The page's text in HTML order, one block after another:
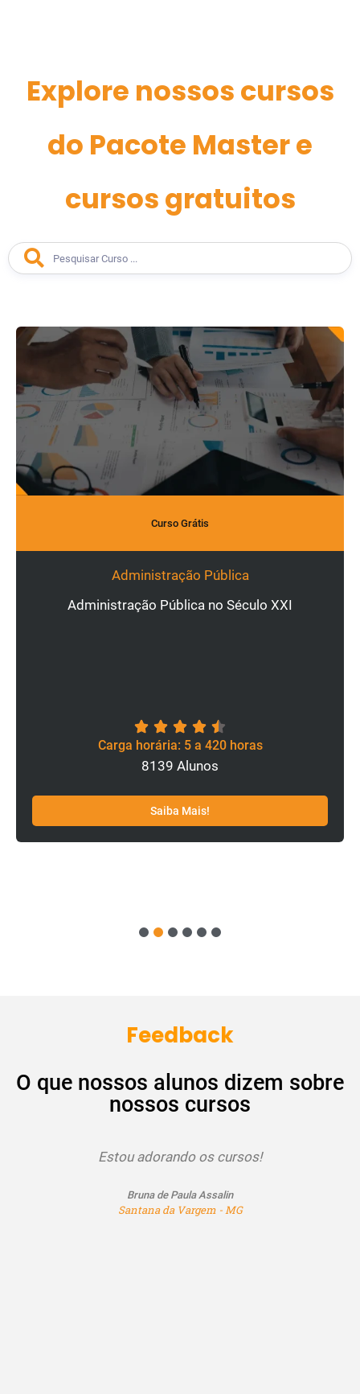
Explore nossos cursos
do Pacote Master e
cursos gratuitos
Curso Grátis
Administração Pública
Administração Pública no Século XXI
Carga horária: 5 a 420 horas
8139 Alunos
Saiba Mais!
4 5 6
Feedback
O que nossos alunos dizem sobre
nossos cursos
Estou adorando os cursos!
Bruna de Paula Assalin
Santana da Vargem - MG